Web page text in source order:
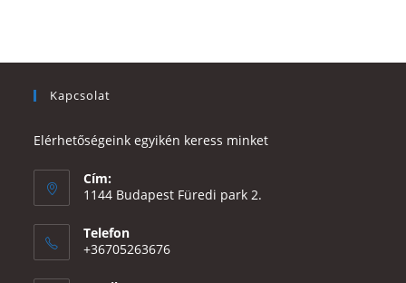
Kapcsolat
Elérhetőségeink egyikén keress minket
Cím:
1144 Budapest Füredi park 2.
Telefon
+36705263676